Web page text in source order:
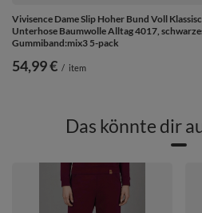
Vivisence Dame Slip Hoher Bund Voll
Unterhose Baumwolle Alltag 4017,
Gummiband:mix3 5-pack
54,99 € / item
Das könnte dir